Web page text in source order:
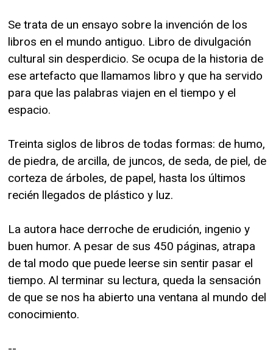
Se trata de un ensayo sobre la invención de los
libros en el mundo antiguo. Libro de divulgación
cultural sin desperdicio. Se ocupa de la historia de
ese artefacto que llamamos libro y que ha servido
para que las palabras viajen en el tiempo y el
espacio.
Treinta siglos de libros de todas formas: de humo,
de piedra, de arcilla, de juncos, de seda, de piel, de
corteza de árboles, de papel, hasta los últimos
recién llegados de plástico y luz.
La autora hace derroche de erudición, ingenio y
buen humor. A pesar de sus 450 páginas, atrapa
de tal modo que puede leerse sin sentir pasar el
tiempo. Al terminar su lectura, queda la sensación
de que se nos ha abierto una ventana al mundo del
conocimiento.
--